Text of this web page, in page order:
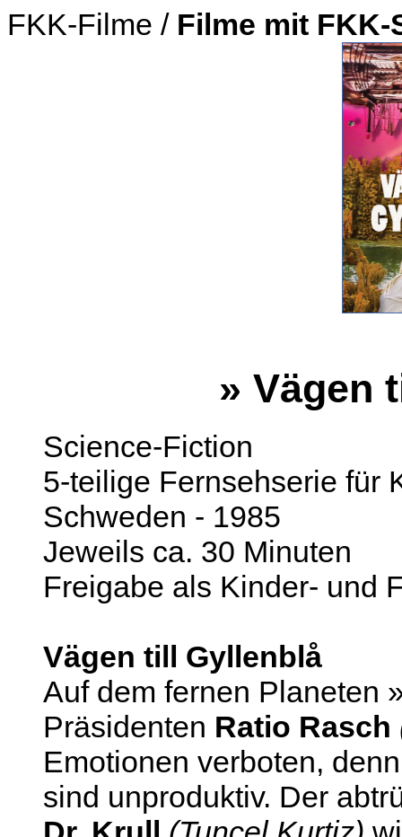
FKK-Filme / Filme mit FKK-
» Vägen
Science-Fiction
5-teilige Fernsehserie für
Schweden - 1985
Jeweils ca. 30 Minuten
Freigabe als Kinder- und
Vägen till Gyllenblå
Auf dem fernen Planeten
Präsidenten Ratio Rasch
Emotionen verboten,
sind unproduktiv. Der